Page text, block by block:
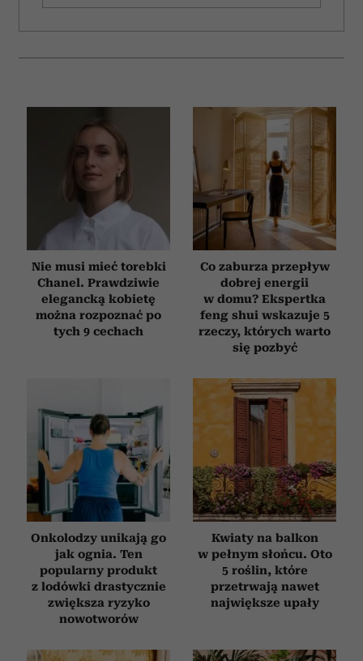
korzystasz z naszej witryny, udostępniamy partnerom
społecznościowym, reklamowym i analitycznym.
Nie musi mieć torebki
Chanel. Prawdziwie
elegancką kobietę
można rozpoznać po
tych 9 cechach
Co zaburza przepływ
dobrej energii
w domu? Ekspertka
feng shui wskazuje 5
rzeczy, których warto
się pozbyć
Onkolodzy unikają go
jak ognia. Ten
popularny produkt
z lodówki drastycznie
zwiększa ryzyko
nowotworów
Kwiaty na balkon
w pełnym słońcu. Oto
5 roślin, które
przetrwają nawet
największe upały